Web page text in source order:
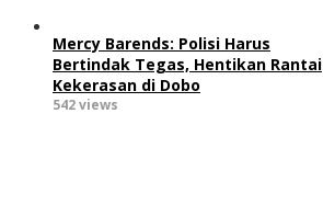
Mercy Barends: Polisi Harus
Bertindak Tegas, Hentikan Rantai
Kekerasan di Dobo
542 views